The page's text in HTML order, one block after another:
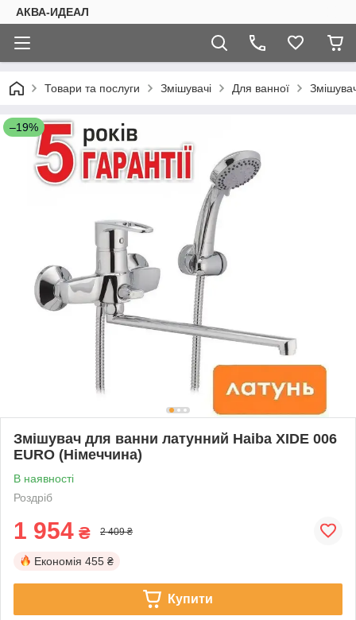
АКВА-ИДЕАЛ
Товари та послуги Змішувачі Для ванної
–19%
Змішувач для ванни латунний Haiba XIDE 006
EURO (Німеччина)
В наявності
Роздріб
1 954 ₴ 2 409 ₴
Економія 455 ₴
Купити